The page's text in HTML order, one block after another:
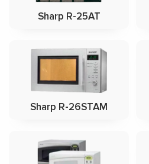
Sharp R-25AT
Sharp R-26STAM